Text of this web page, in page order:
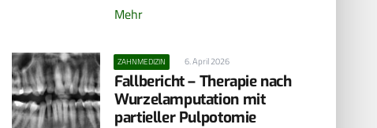
Mehr
ZAHNMEDIZIN 6. April 2026
Fallbericht – Therapie nach
Wurzelamputation mit
partieller Pulpotomie